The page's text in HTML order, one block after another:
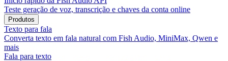
Teste geração de voz, transcrição e chaves da conta online
Produtos
Texto para fala
Converta texto em fala natural com Fish Audio, MiniMax, Qwen e
mais
Fala para texto